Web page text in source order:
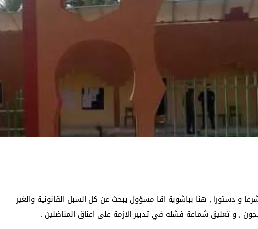
و دستورا , هنا بباشوية اقا مسؤول يبحث عن كل السبل القانونية والغير
, و تعليق شماعة فشله في تدبير الازمة على اعناق المناضلين .